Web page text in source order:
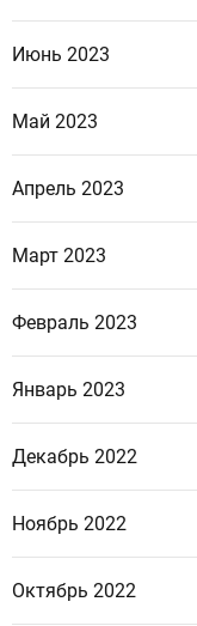
Июнь 2023
Май 2023
Апрель 2023
Март 2023
Февраль 2023
Январь 2023
Декабрь 2022
Ноябрь 2022
Октябрь 2022